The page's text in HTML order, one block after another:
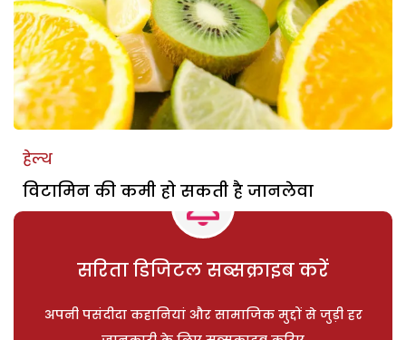
हेल्थ
विटामिन की कमी हो सकती है जानलेवा
सरिता डिजिटल सब्सक्राइब करें
अपनी पसंदीदा कहानियां और सामाजिक मुद्दों से जुड़ी हर